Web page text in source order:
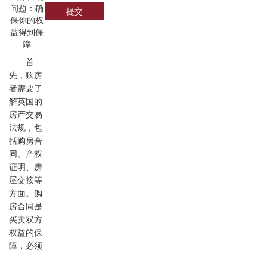
首
先，购房
者需要了
解英国的
房产交易
法规，包
括购房合
同、产权
证明、房
屋交接等
方面。购
房合同是
买卖双方
权益的保
障，必须
提交